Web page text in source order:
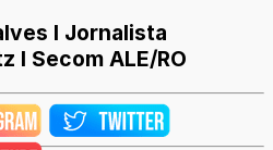
I Jornalista
l Secom ALE/RO